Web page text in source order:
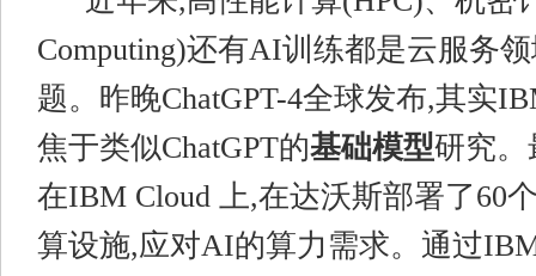
Computing)还有AI训练都是云服务
题。昨晚ChatGPT-4全球发布,其实
焦于类似ChatGPT的基础模型研究
在IBM Cloud 上,在达沃斯部署了60
算设施,应对AI的算力需求。通过